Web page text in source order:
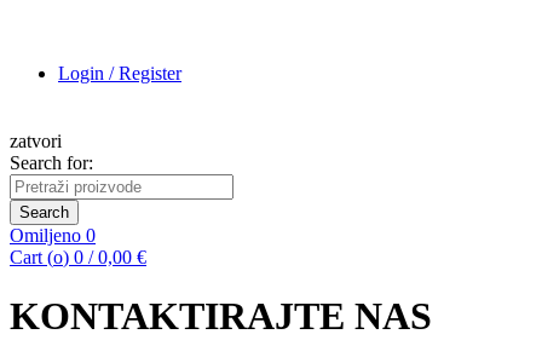
Login / Register
zatvori
Search for:
Search
Omiljeno 0
Cart (o) 0 / 0,00 €
KONTAKTIRAJTE NAS